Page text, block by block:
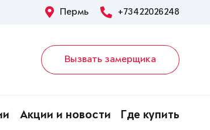
Пермь +73422026248
Вызвать замерщика
Акции и новости Где купить